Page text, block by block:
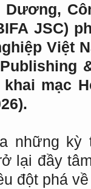
Dương,
JSC)
Việt
mạc
những
lại đầy
đột phá